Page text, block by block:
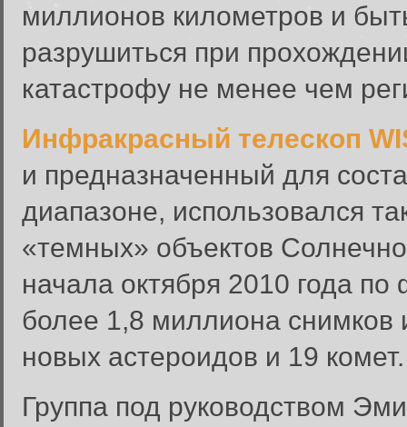
миллионов километров и
разрушиться при
катастрофу не менее чем
Инфракрасный телескоп
и предназначенный для
диапазоне, использовался
«темных» объектов
начала октября 2010 года
более 1,8 миллиона снимков
новых астероидов и 19 комет.
Группа под руководством